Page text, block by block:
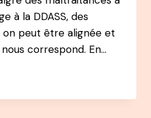
à la DDASS, des
peut être alignée et
correspond. En…